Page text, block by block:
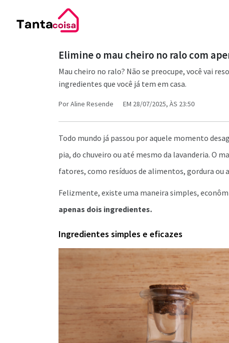
Elimine o mau cheiro no ralo com
Mau cheiro no ralo? Não se preocupe, você vai
ingredientes que você já tem em casa.
PorAline Resende EM 28/07/2025, ÀS 23:50
Todo mundo já passou por aquele momento
pia, do chuveiro ou até mesmo da lavanderia. O
fatores, como resíduos de alimentos, gordura ou
Felizmente, existe uma maneira simples,
apenas dois ingredientes.
Ingredientes simples e eficazes